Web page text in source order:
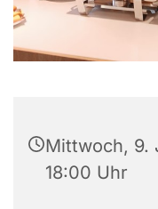
Mittwoch, 9.
18:00 Uhr